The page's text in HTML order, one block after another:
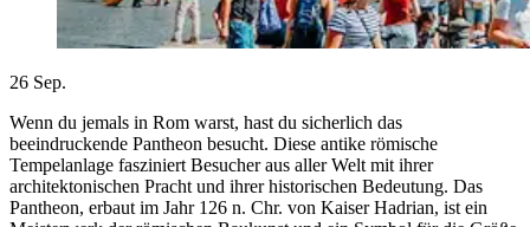
26 Sep.
Wenn du jemals in Rom warst, hast du sicherlich das
beeindruckende Pantheon besucht. Diese antike römische
Tempelanlage fasziniert Besucher aus aller Welt mit ihrer
architektonischen Pracht und ihrer historischen Bedeutung. Das
Pantheon, erbaut im Jahr 126 n. Chr. von Kaiser Hadrian, ist ein